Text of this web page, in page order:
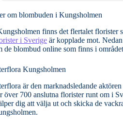
om blombuden i Kungsholmen
finns det flertalet florister
i Sverige är kopplade mot.
de blombud online som finns i
Kungsholmen
är den marknadsledande
över 700 anslutna florister runt om i
dig att välja ut och skicka de